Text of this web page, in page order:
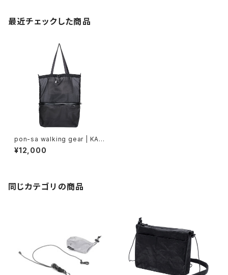
最近チェックした商品
pon-sa walking gear | KAN
GAROO 5 way BAG MM
¥12,000
同じカテゴリの商品